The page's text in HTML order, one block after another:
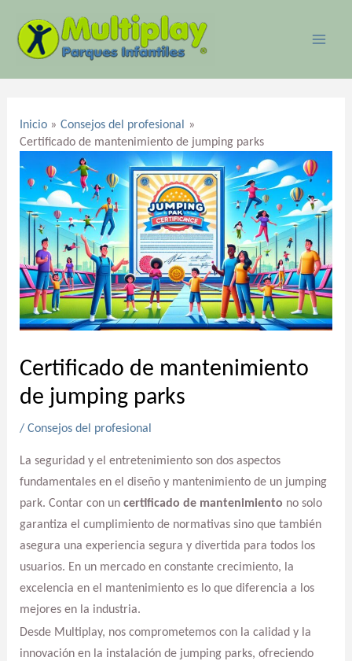
contenido
Inicio
Consejos del profesional
Certificado de mantenimiento de jumping parks
Certificado de mantenimiento
de jumping parks
/ Consejos del profesional
La seguridad y el entretenimiento son dos aspectos
fundamentales en el diseño y mantenimiento de un jumping
park. Contar con un certificado de mantenimiento no solo
garantiza el cumplimiento de normativas sino que también
asegura una experiencia segura y divertida para todos los
usuarios. En un mercado en constante crecimiento, la
excelencia en el mantenimiento es lo que diferencia a los
mejores en la industria.
Desde Multiplay, nos comprometemos con la calidad y la
innovación en la instalación de jumping parks, ofreciendo
entradas